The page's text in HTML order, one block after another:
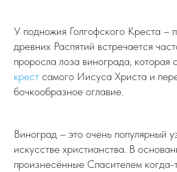
У подножия Голгофского Креста –
древних Распятий встречается
проросла лоза винограда, которая
крест самого Иисуса Христа и
бочкообразное оглавие.
Виноград – это очень популярный
искусстве христианства. В
произнесённые Спасителем когда-